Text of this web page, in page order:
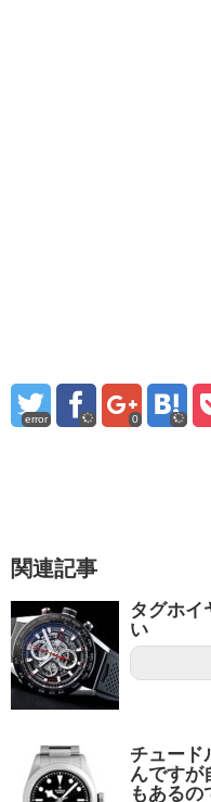
error 0
関連記事
タグホイ
い
チュード
んですが
もあるの